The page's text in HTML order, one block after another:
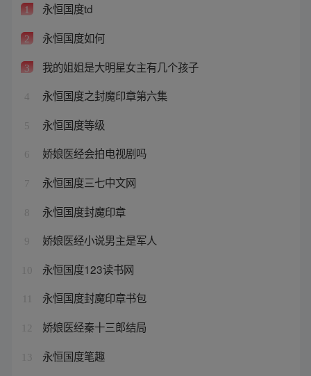
1 永恒国度td
2 永恒国度如何
3 我的姐姐是大明星女主有几个孩子
4 永恒国度之封魔印章第六集
5 永恒国度等级
6 娇娘医经会拍电视剧吗
7 永恒国度三七中文网
8 永恒国度封魔印章
9 娇娘医经小说男主是军人
10 永恒国度123读书网
永恒国度封魔印章书包
12 娇娘医经秦十三郎结局
13 永恒国度笔趣